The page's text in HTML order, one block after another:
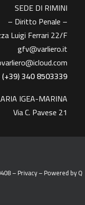
SEDE DI RIMINI
– Diritto Penale –
Luigi Ferrari 22/F
gfv@varliero.it
(+39) 340 8503339
IGEA-MARINA
Via C. Pavese 21
–Privacy– Powered byQ